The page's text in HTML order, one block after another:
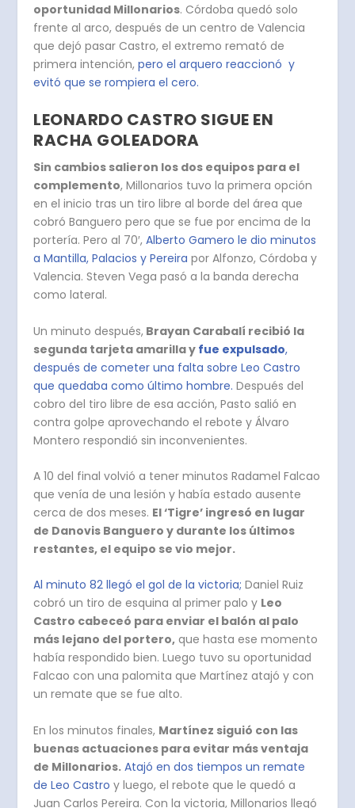
oportunidad Millonarios. Córdoba quedó solo
frente al arco, después de un centro de Valencia
que dejó pasar Castro, el extremo remató de
primera intención,pero el arquero reaccionó y
evitó que se rompiera el cero.
LEONARDO CASTRO SIGUE EN
RACHA GOLEADORA
Sin cambios salieron los dos equipos para el
complemento, Millonarios tuvo la primera opción
en el inicio tras un tiro libre al borde del área que
cobró Banguero pero que se fue por encima de la
portería. Pero al 70′, Alberto Gamero le dio minutos
a Mantilla, Palacios y Pereira por Alfonzo, Córdoba y
Valencia. Steven Vega pasó a la banda derecha
como lateral.
Un minuto después, Brayan Carabalí recibió la
segunda tarjeta amarilla y fue expulsado,
después de cometer una falta sobre Leo Castro
que quedaba como último hombre. Después del
cobro del tiro libre de esa acción, Pasto salió en
contra golpe aprovechando el rebote y Álvaro
Montero respondió sin inconvenientes.
A 10 del final volvió a tener minutos Radamel Falcao
que venía de una lesión y había estado ausente
cerca de dos meses. El ‘Tigre’ ingresó en lugar
de Danovis Banguero y durante los últimos
restantes, el equipo se vio mejor.
Al minuto 82 llegó el gol de la victoria; Daniel Ruiz
cobró un tiro de esquina al primer palo y Leo
Castro cabeceó para enviar el balón al palo
más lejano del portero, que hasta ese momento
había respondido bien. Luego tuvo su oportunidad
Falcao con una palomita que Martínez atajó y con
un remate que se fue alto.
En los minutos finales, Martínez siguió con las
buenas actuaciones para evitar más ventaja
de Millonarios. Atajó en dos tiempos un remate
de Leo Castro y luego, el rebote que le quedó a
Juan Carlos Pereira. Con la victoria, Millonarios llegó